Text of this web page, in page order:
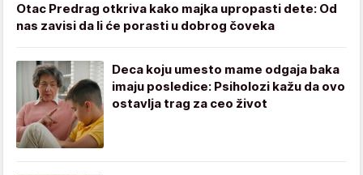
Otac Predrag otkriva kako majka upropasti dete: Od
nas zavisi da li će porasti u dobrog čoveka
Deca koju umesto mame odgaja baka
imaju posledice: Psiholozi kažu da ovo
ostavlja trag za ceo život